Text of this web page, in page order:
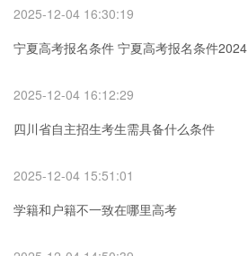
2025-12-04 16:30:19
宁夏高考报名条件 宁夏高考报名条件2024
2025-12-04 16:12:29
四川省自主招生考生需具备什么条件
2025-12-04 15:51:01
学籍和户籍不一致在哪里高考